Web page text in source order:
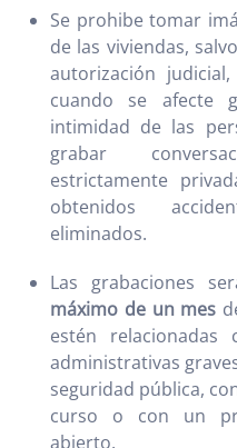
Se prohibe tomar
de las viviendas,
autorización
cuando se afecte
intimidad de las
grabar
estrictamente
obtenidos
eliminados.
Las grabaciones
máximo de un mes
estén relacionadas
administrativas
seguridad pública,
curso o con un
abierto.